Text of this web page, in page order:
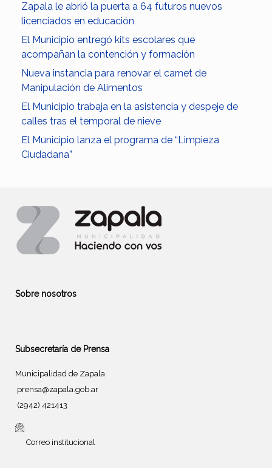
Zapala le abrió la puerta a 64 futuros nuevos
licenciados en educación
El Municipio entregó kits escolares que
acompañan la contención y formación
Nueva instancia para renovar el carnet de
Manipulación de Alimentos
El Municipio trabaja en la asistencia y despeje de
calles tras el temporal de nieve
El Municipio lanza el programa de “Limpieza
Ciudadana”
Sobre nosotros
Subsecretaría de Prensa
Municipalidad de Zapala
prensa@zapala.gob.ar
(2942) 421413
Correo institucional